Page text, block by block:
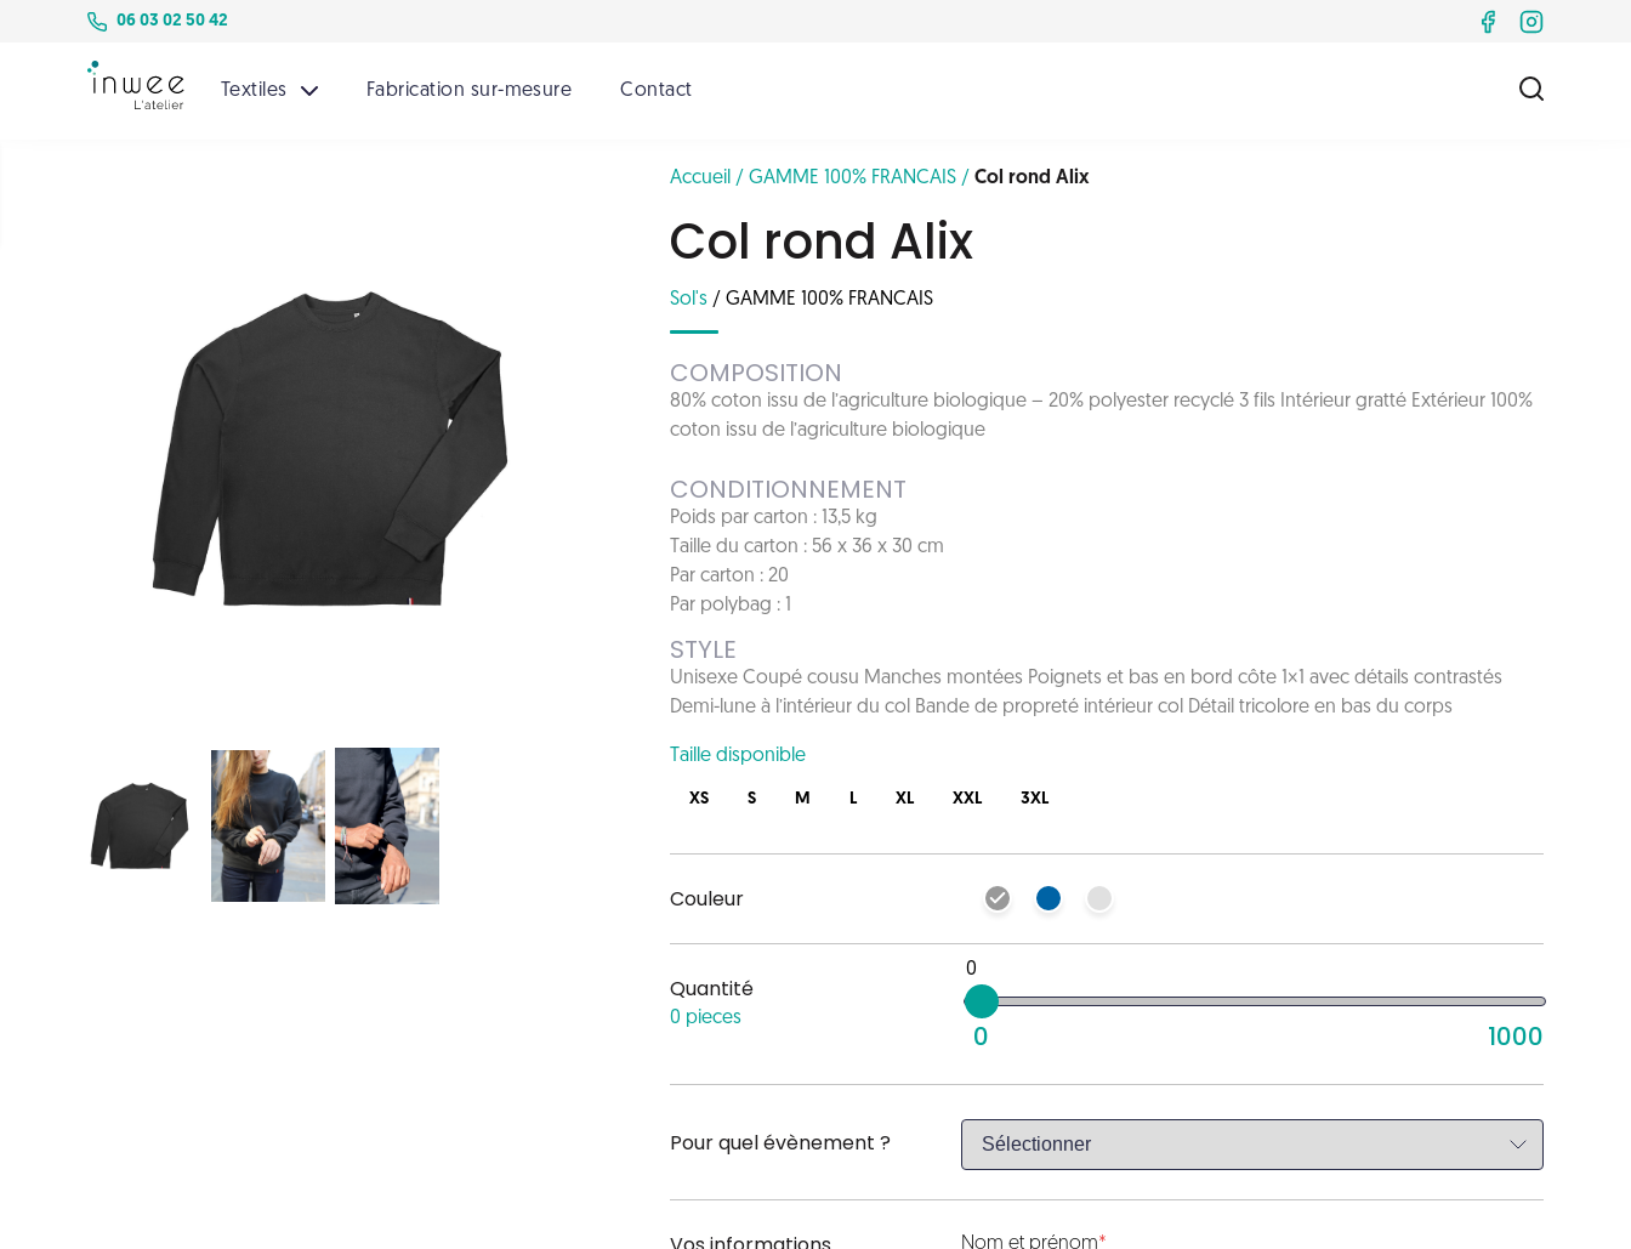
06 03 02 50 42
Textiles Fabrication sur-mesure Contact
Accueil / GAMME 100% FRANCAIS / Col rond Alix
Col rond Alix
Sol's / GAMME 100% FRANCAIS
COMPOSITION
80% coton issu de l’agriculture biologique – 20% polyester recyclé 3 fils Intérieur gratté Extérieur 100%
coton issu de l’agriculture biologique
CONDITIONNEMENT
Poids par carton : 13,5 kg
Taille du carton : 56 x 36 x 30 cm
Par carton : 20
Par polybag : 1
STYLE
Unisexe Coupé cousu Manches montées Poignets et bas en bord côte 1×1 avec détails contrastés
Demi-lune à l’intérieur du col Bande de propreté intérieur col Détail tricolore en bas du corps
Taille disponible
XS S M L XL XXL 3XL
Couleur
Quantité
0 pieces
0
0 1000
Pour quel évènement ?
Nom et prénom